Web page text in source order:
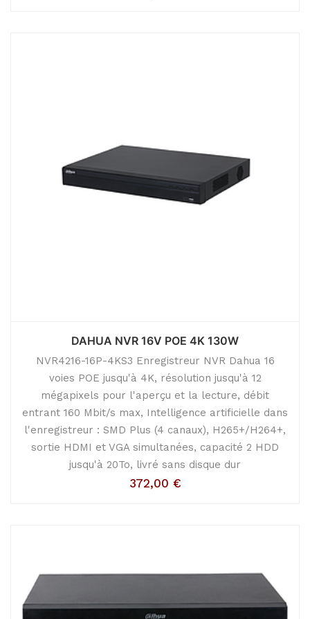
DAHUA NVR 16V POE 4K 130W
NVR4216-16P-4KS3 Enregistreur NVR Dahua 16
voies POE jusqu'à 4K, résolution jusqu'à 12
mégapixels pour l'aperçu et la lecture, débit
entrant 160 Mbit/s max, Intelligence artificielle dans
l'enregistreur : SMD Plus (4 canaux), H265+/H264+,
sortie HDMI et VGA simultanées, capacité 2 HDD
jusqu'à 20To, livré sans disque dur
372,00 €